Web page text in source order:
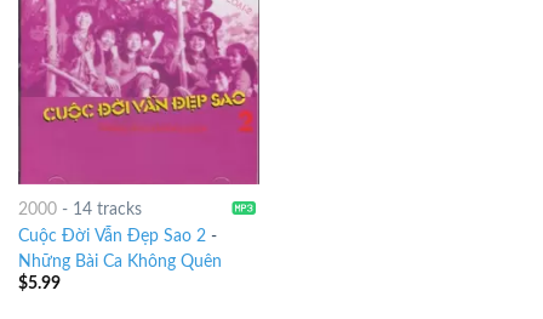
2000- 14 tracks
Cuộc Đời Vẫn Đẹp Sao 2-
Những Bài Ca Không Quên
$5.99